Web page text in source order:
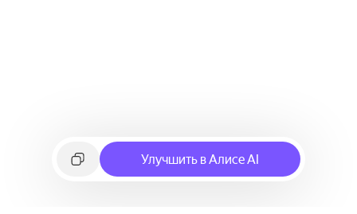
Улучшить в Алисе AI